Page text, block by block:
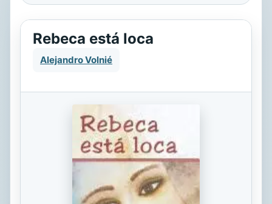
Rebeca está loca
Alejandro Volnié